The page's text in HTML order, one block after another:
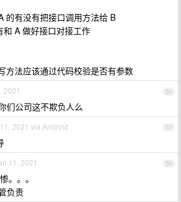
的有没有把接口调用方法给 B
和 A 做好接口对接工作
方法应该通过代码校验是否有参数
56
2021
们公司这不欺负人么
57
2021 via Android
58
11, 2021
。。。
负责